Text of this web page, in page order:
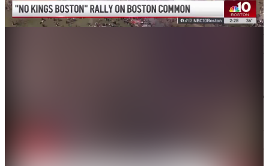
強硬的移民執法，以及針對特朗普本人的強烈抗議。
主辦單位表示，全美50個州共有超過3300場活動，最
少800萬人參與，比去年6月及10月兩輪同類集會更
28日，全美50個州舉行第三次「不要國王」（No
多個團體聯合組成的組織方稱，全國的示威抗議活動
超過3000場，遍布東西海岸的主要城市、郊區和農村